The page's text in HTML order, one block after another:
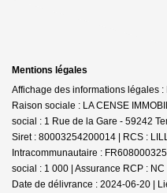
Mentions légales
Affichage des informations légales
Raison sociale : LA CENSE
social : 1 Rue de la Gare - 59242
Siret : 80003254200014 | RCS :
Intracommunautaire :
social : 1 000 | Assurance RCP : NC
Date de délivrance : 2024-06-20 |